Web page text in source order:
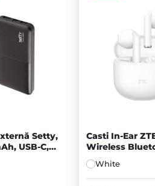
Setty,
USB-C,
Casti In-Ear
Wireless
White - A
White